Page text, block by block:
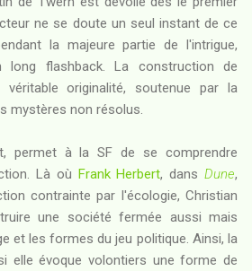
ne se doute un seul instant de ce
la majeure partie de l'intrigue,
long flashback. La construction de
originalité, soutenue par la
mystères non résolus.
permet à la SF de se comprendre
Là où Frank Herbert, dansDune,
contrainte par l'écologie, Christian
une société fermée aussi mais
et les formes du jeu politique. Ainsi, la
elle évoque volontiers une forme de